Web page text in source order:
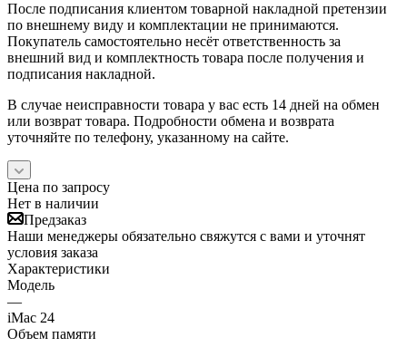
После подписания клиентом товарной накладной претензии
по внешнему виду и комплектации не принимаются.
Покупатель самостоятельно несёт ответственность за
внешний вид и комплектность товара после получения и
подписания накладной.
В случае неисправности товара у вас есть 14 дней на обмен
или возврат товара. Подробности обмена и возврата
уточняйте по телефону, указанному на сайте.
Цена по запросу
Нет в наличии
Предзаказ
Наши менеджеры обязательно свяжутся с вами и уточнят
условия заказа
Характеристики
Модель
—
iMac 24
Объем памяти